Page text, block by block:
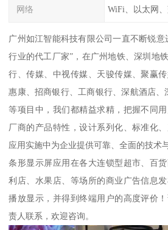
网络 WiFi、以太网
广州如江智能科技有限公司一直不断锐
行业的代工厂家”，在广州地铁、深圳地
行、传媒、中视传媒、天骏传媒、聚赢传
惠康、招商银行、工商银行、深航酒店、
等项目中，我们都精益求精，把握不同
厂商的产品特性，设计系列化、标准化
应用实施中为企业提供可靠、全面的技术
条形显示屏应用在各大连锁型超市、百
利店、水果店、等场所的商业广告信息
播放显示，并得到终端用户的高度评价
责人联系，欢迎咨询。